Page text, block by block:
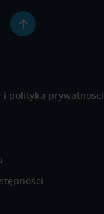
i polityka prywatności